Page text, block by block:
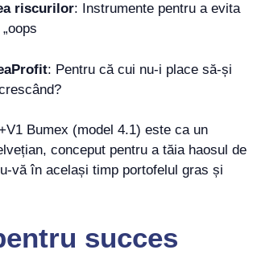
riscurilor: Instrumente pentru a evita
: Pentru că cui nu-i place să-și
Bumex (model 4.1) este ca un
conceput pentru a tăia haosul de
vă în același timp portofelul gras și
succes